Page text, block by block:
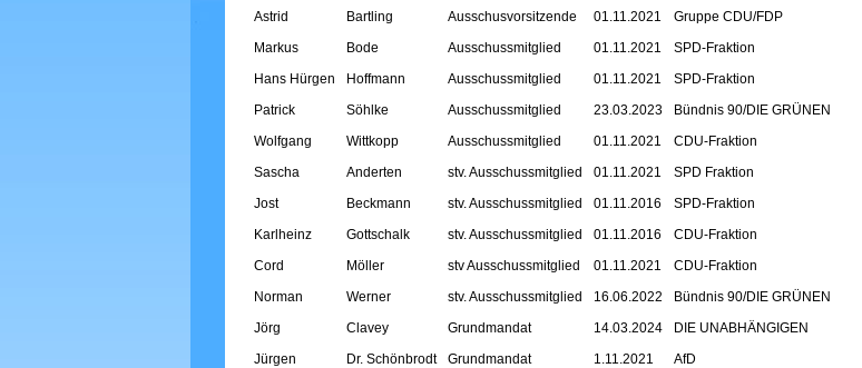
Astrid
Bartling Ausschusvorsitzende 01.11.2021
Gruppe CDU/FDP
Markus
Bode Ausschussmitglied 01.11.2021
SPD-Fraktion
Hans Hürgen
Hoffmann Ausschussmitglied 01.11.2021
SPD-Fraktion
Patrick
Söhlke Ausschussmitglied 23.03.2023
Bündnis 90/DIE GRÜNEN
Wolfgang
Wittkopp Ausschussmitglied 01.11.2021
CDU-Fraktion
Sascha
Anderten stv. Ausschussmitglied 01.11.2021
SPD Fraktion
Jost
Beckmann stv. Ausschussmitglied 01.11.2016
SPD-Fraktion
Karlheinz
Gottschalk stv. Ausschussmitglied 01.11.2016
CDU-Fraktion
Cord
Möller stv Ausschussmitglied 01.11.2021
CDU-Fraktion
Norman
Werner stv. Ausschussmitglied 16.06.2022
Bündnis 90/DIE GRÜNEN
Jörg
Clavey Grundmandat 14.03.2024
DIE UNABHÄNGIGEN
Jürgen
Dr. Schönbrodt Grundmandat 1.11.2021
AfD